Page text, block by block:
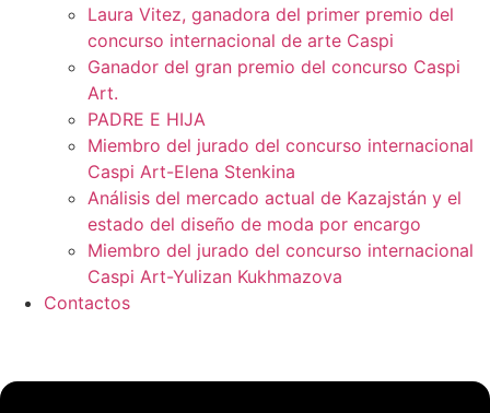
Laura Vitez, ganadora del primer premio del
concurso internacional de arte Caspi
Ganador del gran premio del concurso Caspi
Art.
PADRE E HIJA
Miembro del jurado del concurso internacional
Caspi Art-Elena Stenkina
Análisis del mercado actual de Kazajstán y el
estado del diseño de moda por encargo
Miembro del jurado del concurso internacional
Caspi Art-Yulizan Kukhmazova
Contactos